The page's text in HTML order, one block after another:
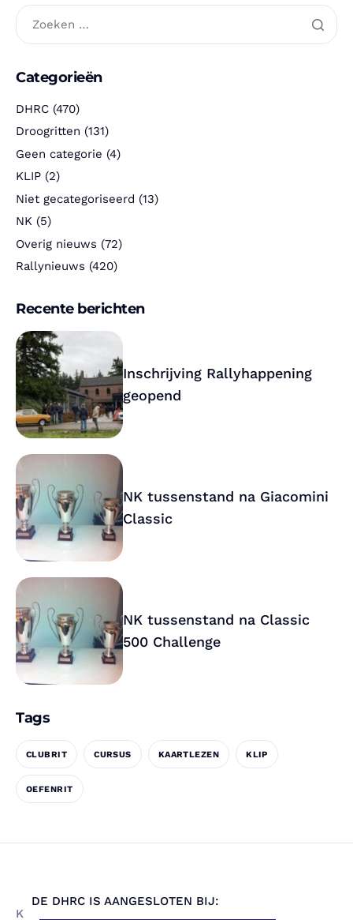
Categorieën
DHRC (470)
Droogritten (131)
Geen categorie (4)
KLIP (2)
Niet gecategoriseerd (13)
NK (5)
Overig nieuws (72)
Rallynieuws (420)
Recente berichten
Inschrijving Rallyhappening
geopend
NK tussenstand na Giacomini
Classic
NK tussenstand na Classic
500 Challenge
Tags
CLUBRIT CURSUS KAARTLEZEN KLIP
OEFENRIT
K
DE DHRC IS AANGESLOTEN BIJ: